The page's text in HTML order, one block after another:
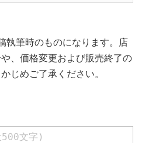
執筆時のものになります。店
、価格変更および販売終了の
じめご了承ください。